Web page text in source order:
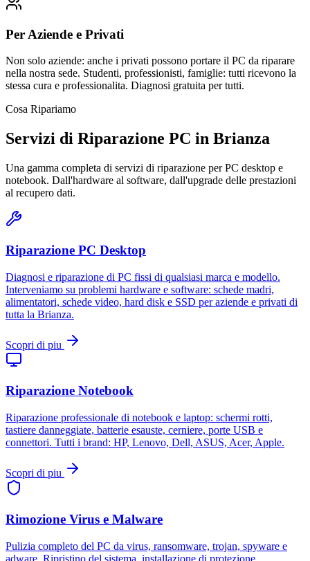
Per Aziende e Privati
Non solo aziende: anche i privati possono portare il PC da riparare
nella nostra sede. Studenti, professionisti, famiglie: tutti ricevono la
stessa cura e professionalita. Diagnosi gratuita per tutti.
Cosa Ripariamo
Servizi di Riparazione PC in Brianza
Una gamma completa di servizi di riparazione per PC desktop e
notebook. Dall'hardware al software, dall'upgrade delle prestazioni
al recupero dati.
Riparazione PC Desktop
Diagnosi e riparazione di PC fissi di qualsiasi marca e modello.
Interveniamo su problemi hardware e software: schede madri,
alimentatori, schede video, hard disk e SSD per aziende e privati di
tutta la Brianza.
Scopri di piu
Riparazione Notebook
Riparazione professionale di notebook e laptop: schermi rotti,
tastiere danneggiate, batterie esauste, cerniere, porte USB e
connettori. Tutti i brand: HP, Lenovo, Dell, ASUS, Acer, Apple.
Scopri di piu
Rimozione Virus e Malware
Pulizia completo del PC da virus, ransomware, trojan, spyware e
adware. Ripristino del sistema, installazione di protezione